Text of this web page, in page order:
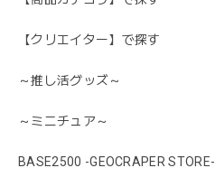
【クリエイター】で探す
～推し活グッズ～
～ミニチュア～
BASE2500 -GEOCRAPER STORE-